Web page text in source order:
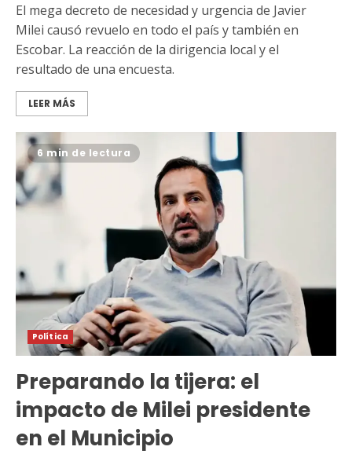
El mega decreto de necesidad y urgencia de Javier
Milei causó revuelo en todo el país y también en
Escobar. La reacción de la dirigencia local y el
resultado de una encuesta.
LEER MÁS
6 min de lectura
Política
Preparando la tijera: el
impacto de Milei presidente
en el Municipio